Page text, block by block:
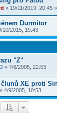
» 19/11/2019, 20:45
Durmitor
10/2015, 19:43
"Z"
» 7/6/2005, 22:53
člunů XE proti
» 4/9/2005, 10:53